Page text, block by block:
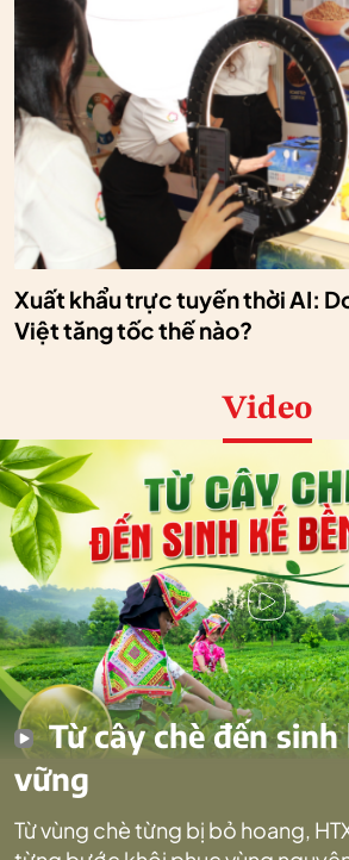
Xuất khẩu trực tuyến thời AI:
Việt tăng tốc thế nào?
Video
Từ cây chè đến sinh
vững
Từ vùng chè từng bị bỏ hoang,